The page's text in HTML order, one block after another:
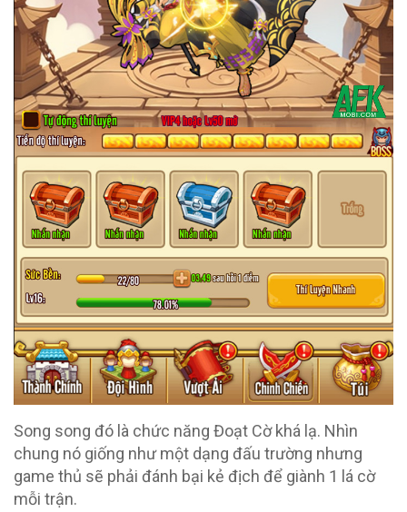
Song song đó là chức năng Đoạt Cờ khá lạ. Nhìn
chung nó giống như một dạng đấu trường nhưng
game thủ sẽ phải đánh bại kẻ địch để giành 1 lá cờ
mỗi trận.